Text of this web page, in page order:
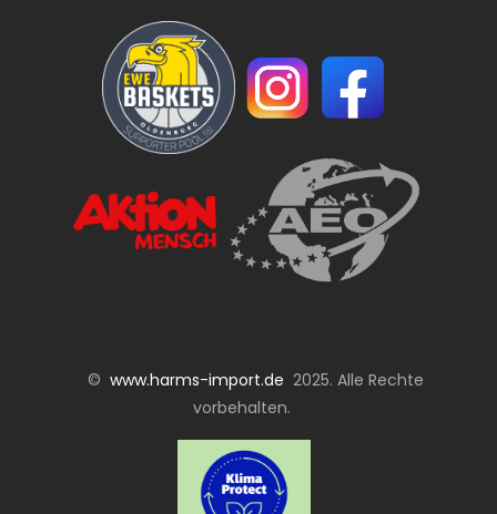
© www.harms-import.de 2025. Alle Rechte
vorbehalten.